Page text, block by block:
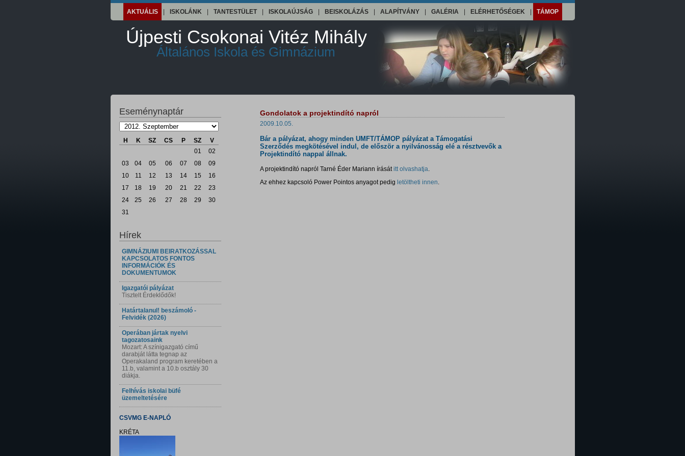
AKTUÁLIS ISKOLÁNK TANTESTÜLET ISKOLAÚJSÁG BEISKOLÁZÁS ALAPÍTVÁNY GALÉRIA ELÉRHETŐSÉGEK TÁMOP
Újpesti Csokonai Vitéz Mihály
Általános Iskola és Gimnázium
Eseménynaptár
H K SZ CS P SZ
V
01
02
03
04 05 06 07 08
09
10
11 12 13 14 15
16
17
18 19 20 21 22
23
24
25 26 27 28 29
30
31
Hírek
GIMNÁZIUMI BEIRATKOZÁSSAL
KAPCSOLATOS FONTOS
INFORMÁCIÓK ÉS
DOKUMENTUMOK
Igazgatói pályázat
Tisztelt Érdeklődők!
Határtalanul! beszámoló -
Felvidék (2026)
Operában jártak nyelvi
tagozatosaink
Mozart: A színigazgató című
darabját látta tegnap az
Operakaland program keretében a
11.b, valamint a 10.b osztály 30
diákja.
Felhívás iskolai büfé
üzemeltetésére
CSVMG E-NAPLÓ
KRÉTA
Gondolatok a projektindító napról
2009.10.05.
Bár a pályázat, ahogy minden UMFT/TÁMOP pályázat a Támogatási
Szerződés megkötésével indul, de először a nyilvánosság elé a résztvevők a
Projektindító nappal állnak.
A projektindító napról Tarné Éder Mariann írásátitt olvashatja.
Az ehhez kapcsoló Power Pointos anyagot pedig letöltheti innen.